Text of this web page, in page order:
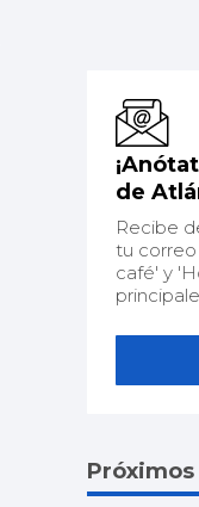
de
Recibe
tu
café' y